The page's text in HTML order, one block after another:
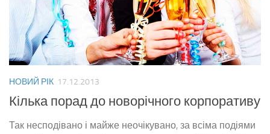
НОВИЙ РІК 17.12.2013
Кілька порад до новорічного корпоративу
Так несподівано і майже неочікувано, за всіма подіями